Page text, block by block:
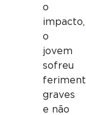
o
impacto,
o
jovem
sofreu
graves
e não